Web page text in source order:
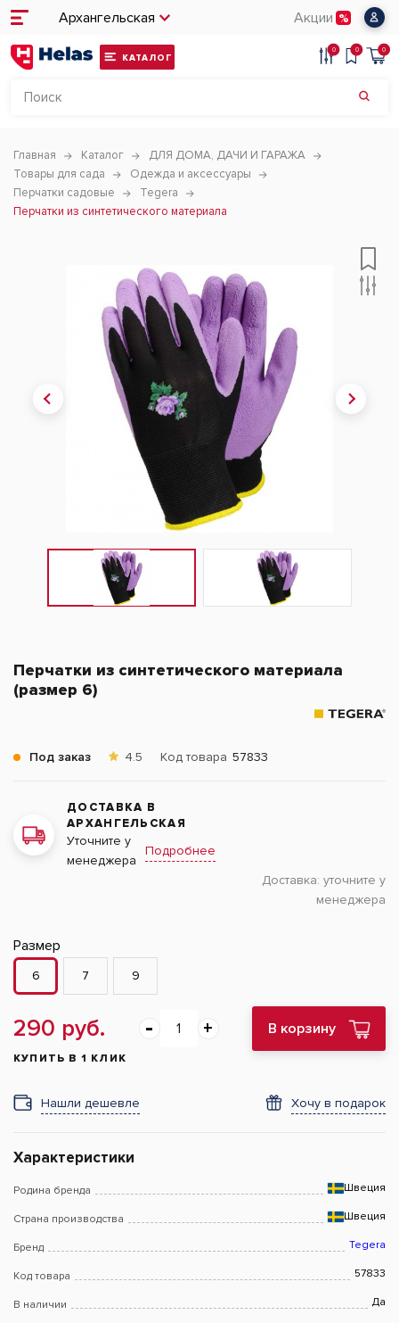
Архангельская Акции
КАТАЛОГ
0 0 0
Главная Каталог
ДЛЯ ДОМА, ДАЧИ И ГАРАЖА
Товары для сада
Одежда и аксессуары
Перчатки садовые
Tegera
Перчатки из синтетического материала
Перчатки из синтетического материала
(размер 6)
Под заказ 4.5 Код товара 57833
ДОСТАВКА В
АРХАНГЕЛЬСКАЯ
Уточните у
менеджера
Подробнее
Доставка: уточните у
менеджера
Размер
6 7 9
290 руб. В корзину
КУПИТЬ В 1 КЛИК
Нашли дешевле Хочу в подарок
Характеристики
Родина бренда Швеция
Страна производства Швеция
Бренд Tegera
Код товара 57833
В наличии Да